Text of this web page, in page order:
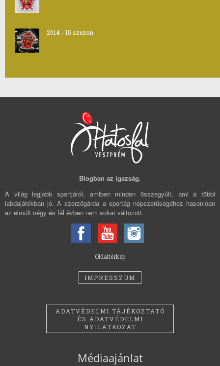
2014 - 15 szezon
Blogban az igazság.
A világ legjobb sportjáról, amiben minden összegyűlt, ami a többi
labdajátékban jó. A szerzőgárda a sportág népszerűségéhez hasonlóan
az elmúlt négy és fél évben nem sokat változott.
Oldaltérkép
IMPRESSZUM
ADATVÉDELMI TÁJÉKOZTATÓ
ÉS ADATVÉDELMI
NYILATKOZAT
Médiaajánlat